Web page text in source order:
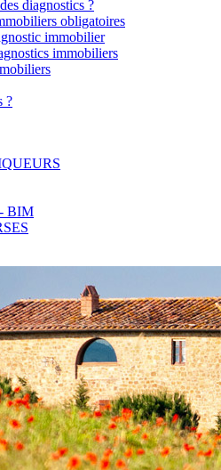
diagnostics ?
obligatoires
immobilier
immobiliers
?
BIM